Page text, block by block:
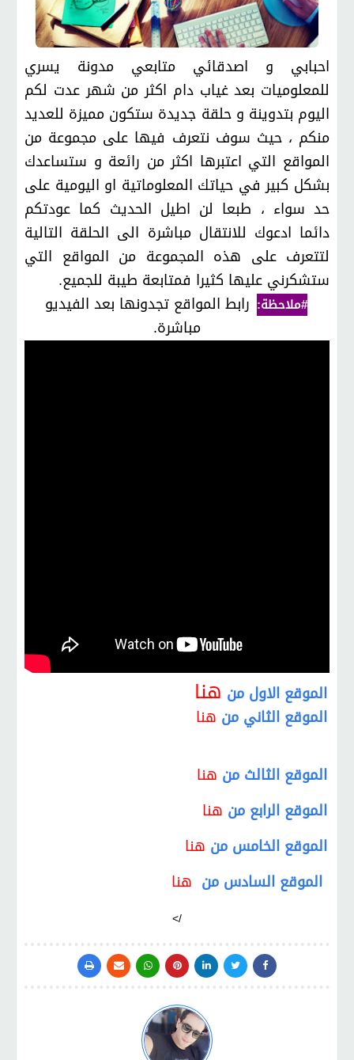
احبابي و اصدقائي متابعي مدونة يسري
للمعلوميات بعد غياب دام اكثر من شهر عدت لكم
اليوم بتدوينة و حلقة جديدة ستكون مميزة للعديد
منكم ، حيث سوف نتعرف فيها على مجموعة من
المواقع التي اعتبرها اكثر من رائعة و ستساعدك
بشكل كبير في حياتك المعلوماتية او اليومية على
حد سواء ، طبعا لن اطيل الحديث كما عودتكم
دائما ادعوك للانتقال مباشرة الى الحلقة التالية
لتتعرف على هذه المجموعة من المواقع التي
ستشكرني عليها كثيرا فمتابعة طيبة للجميع.
#ملاحظة: رابط المواقع تجدونها بعد الفيديو
مباشرة.
الموقع الاول من هنا
الموقع الثاني من هنا
الموقع الثالث من هنا
الموقع الرابع من هنا
الموقع الخامس من هنا
الموقع السادس من هنا
/>